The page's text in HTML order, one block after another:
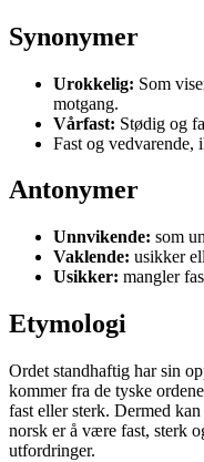
Synonymer
Urokkelig: Som
motgang.
Vårfast: Stødig og
Fast og vedvarende,
Antonymer
Unnvikende: som
Vaklende: usikker
Usikker: mangler
Etymologi
Ordet standhaftig har sin
kommer fra de tyske
fast eller sterk. Dermed
norsk er å være fast, sterk
utfordringer.